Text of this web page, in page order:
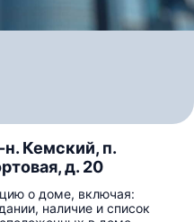
Кемский, п.
д. 20
о доме, включая:
наличие и список